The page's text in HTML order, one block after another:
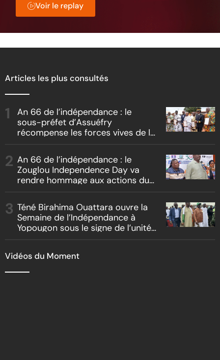
Voir le replay
Articles les plus consultés
An 66 de l’indépendance : le
sous-préfet d’Assuéfry
récompense les forces vives de la
An 66 de l’indépendance : le
Zouglou Independence Day va
rendre hommage aux actions du
clash culturel Akyé vs Abbey
Téné Birahima Ouattara ouvre la
Semaine de l’Indépendance à
Yopougon sous le signe de l’unité
Vidéos du Moment